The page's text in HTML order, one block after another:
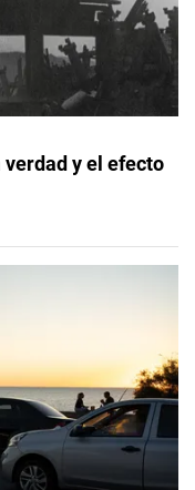
verdad y el efecto